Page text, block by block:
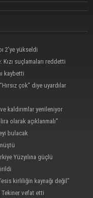
2’ye yükseldi
Kızı suçlamaları reddetti
kaybetti
çok” diye uyardılar
kaldırımlar yenileniyor
olarak açıklanmalı”
bulacak
Yüzyılına güçlü
kirliliğin kaynağı değil”
Tekiner vefat etti